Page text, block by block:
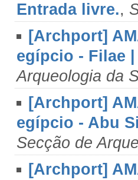
Entrada livre.,
[Archport]
egípcio - Filae
Arqueologia da
[Archport]
egípcio - Abu
Secção de
[Archport]